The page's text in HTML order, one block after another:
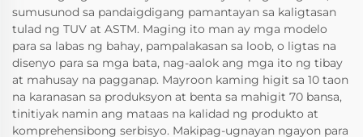
sumusunod sa pandaigdigang pamantayan sa kaligtasan
tulad ng TUV at ASTM. Maging ito man ay mga modelo
para sa labas ng bahay, pampalakasan sa loob, o ligtas na
disenyo para sa mga bata, nag-aalok ang mga ito ng tibay
at mahusay na pagganap. Mayroon kaming higit sa 10 taon
na karanasan sa produksyon at benta sa mahigit 70 bansa,
tinitiyak namin ang mataas na kalidad ng produkto at
komprehensibong serbisyo. Makipag-ugnayan ngayon para